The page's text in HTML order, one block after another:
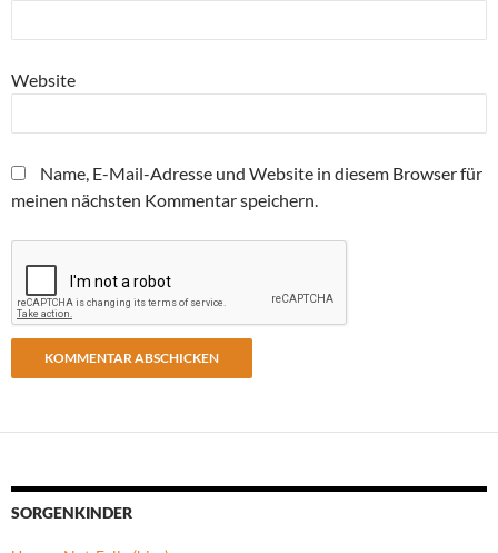
Website
Name, E-Mail-Adresse und Website in diesem Browser für
meinen nächsten Kommentar speichern.
SORGENKINDER